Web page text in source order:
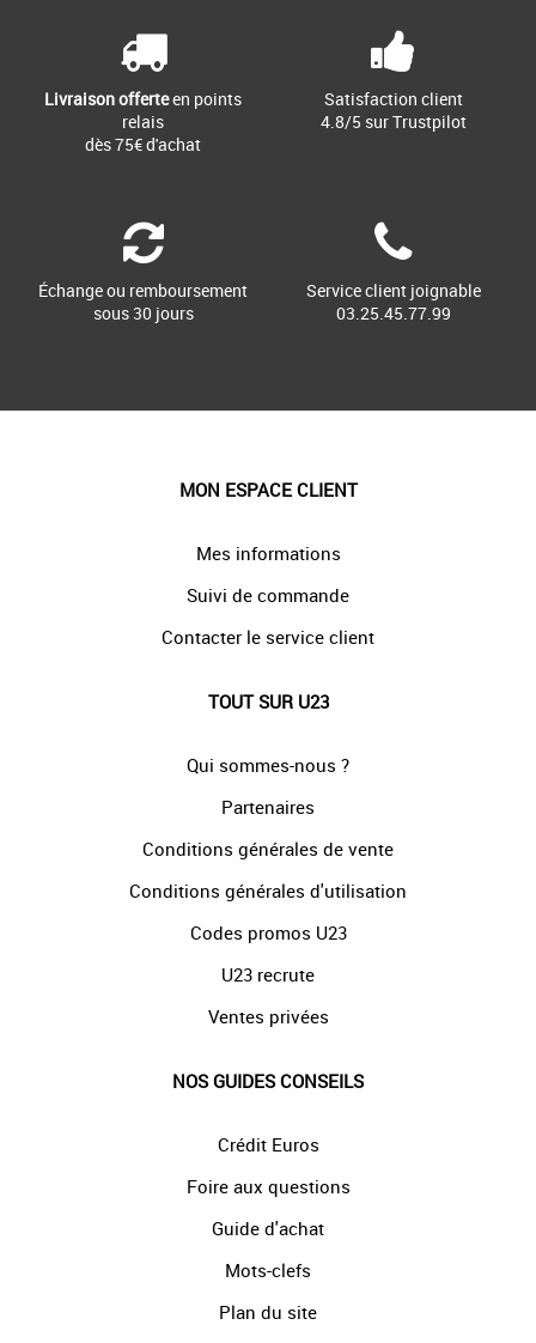
Livraison offerteen points
relais
dès 75€ d'achat
Satisfaction client
4.8/5 sur Trustpilot
Échange ou remboursement
sous 30 jours
Service client joignable
03.25.45.77.99
MON ESPACE CLIENT
Mes informations
Suivi de commande
Contacter le service client
TOUT SUR U23
Qui sommes-nous ?
Partenaires
Conditions générales de vente
Conditions générales d'utilisation
Codes promos U23
U23 recrute
Ventes privées
NOS GUIDES CONSEILS
Crédit Euros
Foire aux questions
Guide d'achat
Mots-clefs
Plan du site